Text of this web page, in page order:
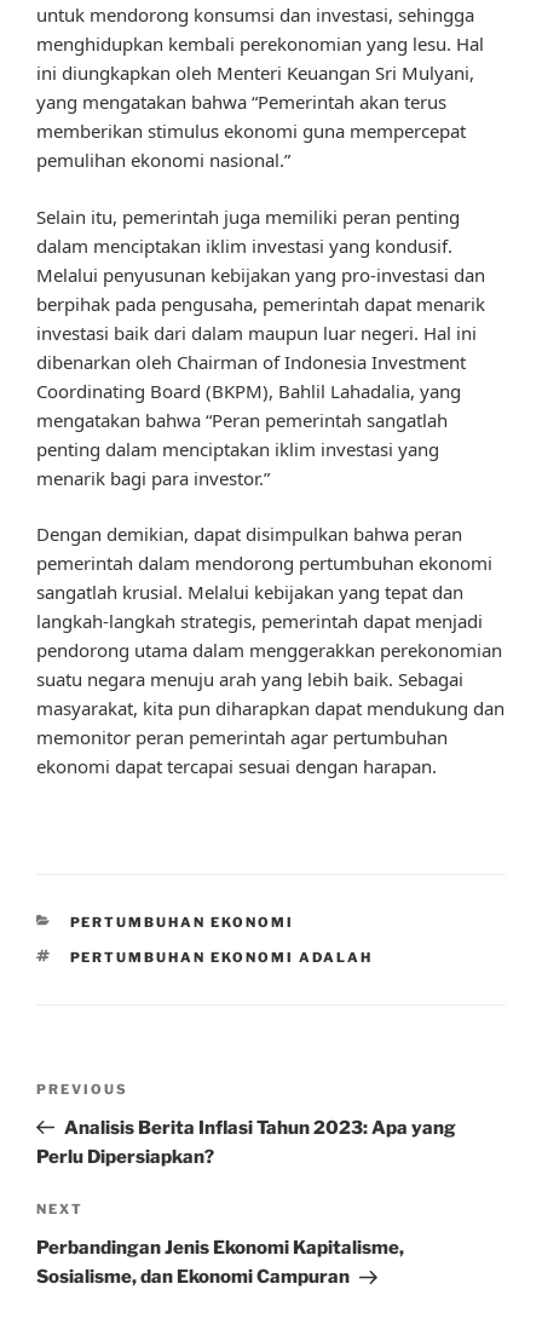
untuk mendorong konsumsi dan investasi, sehingga
menghidupkan kembali perekonomian yang lesu. Hal
ini diungkapkan oleh Menteri Keuangan Sri Mulyani,
yang mengatakan bahwa “Pemerintah akan terus
memberikan stimulus ekonomi guna mempercepat
pemulihan ekonomi nasional.”
Selain itu, pemerintah juga memiliki peran penting
dalam menciptakan iklim investasi yang kondusif.
Melalui penyusunan kebijakan yang pro-investasi dan
berpihak pada pengusaha, pemerintah dapat menarik
investasi baik dari dalam maupun luar negeri. Hal ini
dibenarkan oleh Chairman of Indonesia Investment
Coordinating Board (BKPM), Bahlil Lahadalia, yang
mengatakan bahwa “Peran pemerintah sangatlah
penting dalam menciptakan iklim investasi yang
menarik bagi para investor.”
Dengan demikian, dapat disimpulkan bahwa peran
pemerintah dalam mendorong pertumbuhan ekonomi
sangatlah krusial. Melalui kebijakan yang tepat dan
langkah-langkah strategis, pemerintah dapat menjadi
pendorong utama dalam menggerakkan perekonomian
suatu negara menuju arah yang lebih baik. Sebagai
masyarakat, kita pun diharapkan dapat mendukung dan
memonitor peran pemerintah agar pertumbuhan
ekonomi dapat tercapai sesuai dengan harapan.
CATEGORIES
PERTUMBUHAN EKONOMI
TAGS
PERTUMBUHAN EKONOMI ADALAH
Previous
Post
PREVIOUS
Analisis Berita Inflasi Tahun 2023: Apa yang
Perlu Dipersiapkan?
Next
Post
NEXT
Perbandingan Jenis Ekonomi Kapitalisme,
Sosialisme, dan Ekonomi Campuran